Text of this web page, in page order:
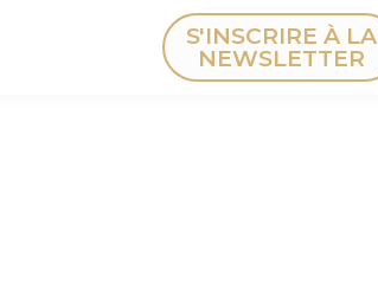
S'INSCRIRE À LA
NEWSLETTER